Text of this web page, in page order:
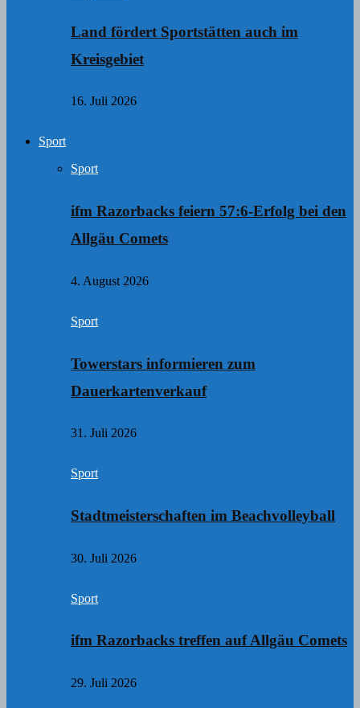
Land fördert Sportstätten auch im
Kreisgebiet
16. Juli 2026
Sport
Sport
ifm Razorbacks feiern 57:6-Erfolg bei den
Allgäu Comets
4. August 2026
Sport
Towerstars informieren zum
Dauerkartenverkauf
31. Juli 2026
Sport
Stadtmeisterschaften im Beachvolleyball
30. Juli 2026
Sport
ifm Razorbacks treffen auf Allgäu Comets
29. Juli 2026